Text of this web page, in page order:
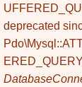
deprecated